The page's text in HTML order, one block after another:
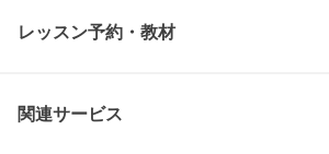
レッスン予約・教材
関連サービス